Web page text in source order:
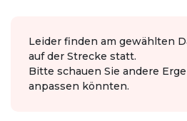
Leider finden am gewählten
auf der Strecke statt.
Bitte schauen Sie andere
anpassen könnten.